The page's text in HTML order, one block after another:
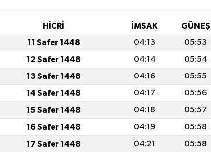
HİCRİ İMSAK GÜNEŞ
11 Safer 1448 04:13 05:53
12 Safer 1448 04:14 05:54
13 Safer 1448 04:16 05:55
14 Safer 1448 04:17 05:56
15 Safer 1448 04:18 05:57
16 Safer 1448 04:19 05:58
17 Safer 1448 04:21 05:58